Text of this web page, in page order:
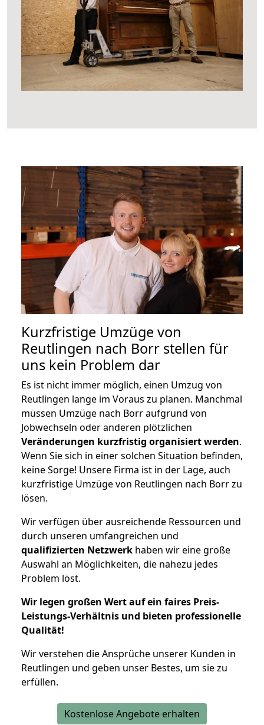
Kurzfristige Umzüge von
Reutlingen nach Borr stellen für
uns kein Problem dar
Es ist nicht immer möglich, einen Umzug von
Reutlingen lange im Voraus zu planen. Manchmal
müssen Umzüge nach Borr aufgrund von
Jobwechseln oder anderen plötzlichen
Veränderungen kurzfristig organisiert werden.
Wenn Sie sich in einer solchen Situation befinden,
keine Sorge! Unsere Firma ist in der Lage, auch
kurzfristige Umzüge von Reutlingen nach Borr zu
lösen.
Wir verfügen über ausreichende Ressourcen und
durch unseren umfangreichen und
qualifizierten Netzwerk haben wir eine große
Auswahl an Möglichkeiten, die nahezu jedes
Problem löst.
Wir legen großen Wert auf ein faires Preis-
Leistungs-Verhältnis und bieten professionelle
Qualität!
Wir verstehen die Ansprüche unserer Kunden in
Reutlingen und geben unser Bestes, um sie zu
erfüllen.
Kostenlose Angebote erhalten